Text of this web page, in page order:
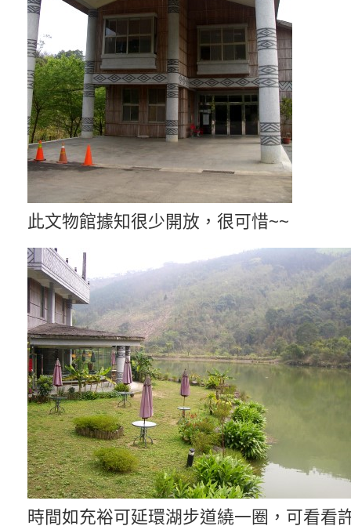
此文物館據知很少開放，很可惜~~
時間如充裕可延環湖步道繞一圈，可看看